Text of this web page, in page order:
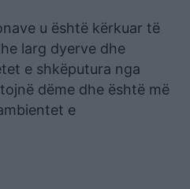
u është kërkuar të
larg dyerve dhe
e shkëputura nga
dëme dhe është më
e